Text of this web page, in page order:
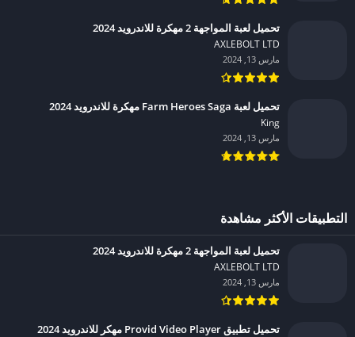
تحميل لعبة المواجهة 2 مهكرة للاندرويد 2024
AXLEBOLT LTD‏
مارس 13, 2024
تحميل لعبة Farm Heroes Saga مهكرة للاندرويد 2024
King‏
مارس 13, 2024
التطبيقات الأكثر مشاهدة
تحميل لعبة المواجهة 2 مهكرة للاندرويد 2024
AXLEBOLT LTD‏
مارس 13, 2024
تحميل تطبيق Provid Video Player مهكر للاندرويد 2024